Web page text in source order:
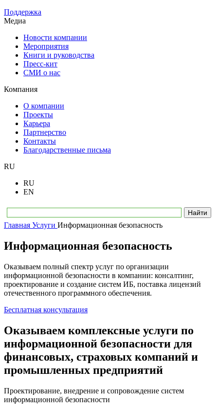
Поддержка
Медиа
Новости компании
Мероприятия
Книги и руководства
Пресс-кит
СМИ о нас
Компания
О компании
Проекты
Карьера
Партнерство
Контакты
Благодарственные письма
RU
RU
EN
Главная Услуги Информационная безопасность
Информационная безопасность
Оказываем полный спектр услуг по организации
информационной безопасности в компании: консалтинг,
проектирование и создание систем ИБ, поставка лицензий
отечественного программного обеспечения.
Бесплатная консультация
Оказываем комплексные услуги по
информационной безопасности для
финансовых, страховых компаний и
промышленных предприятий
Проектирование, внедрение и сопровождение систем
информационной безопасности